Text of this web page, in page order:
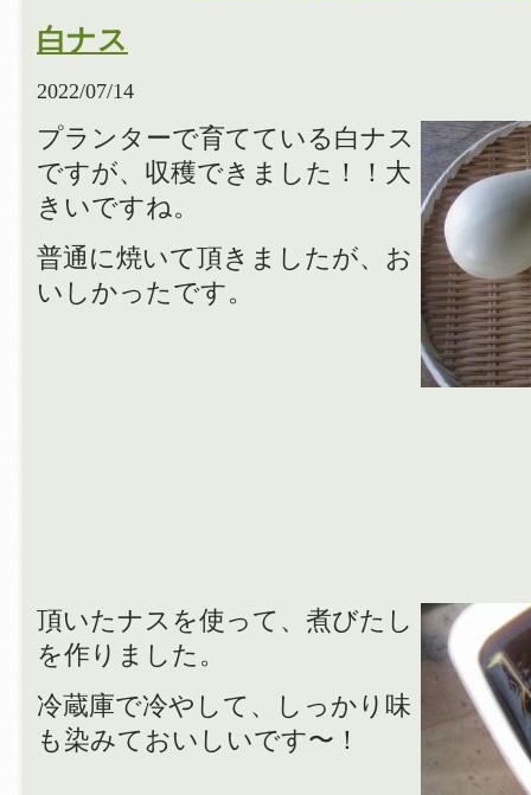
白ナス
2022/07/14
プランターで育てている白ナス
ですが、収穫できました！！大
きいですね。
普通に焼いて頂きましたが、お
いしかったです。
頂いたナスを使って、煮びたし
を作りました。
冷蔵庫で冷やして、しっかり味
も染みておいしいです〜！